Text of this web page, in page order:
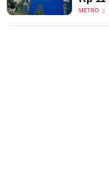
METRO